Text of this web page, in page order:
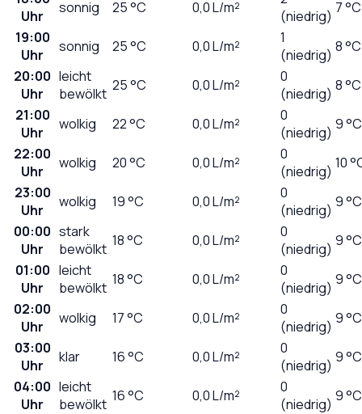
Uhr
sonnig 25°C 0,0L/m²
(niedrig) 7 °C
19:00
Uhr
sonnig 25°C 0,0L/m²
1
(niedrig) 8 °C
20:00
Uhr
leicht
bewölkt 25°C 0,0L/m²
0
(niedrig) 8 °C
21:00
Uhr
wolkig 22°C 0,0L/m²
0
(niedrig) 9 °C
22:00
Uhr
wolkig 20°C 0,0L/m²
0
(niedrig) 10
23:00
Uhr
wolkig 19°C 0,0L/m²
0
(niedrig) 9 °C
00:00
Uhr
stark
bewölkt 18°C 0,0L/m²
0
(niedrig) 9 °C
01:00
Uhr
leicht
bewölkt 18°C 0,0L/m²
0
(niedrig) 9 °C
02:00
Uhr
wolkig 17°C 0,0L/m²
0
(niedrig) 9 °C
03:00
Uhr
klar 16°C 0,0L/m²
0
(niedrig) 9 °C
04:00
Uhr
leicht
bewölkt 16°C 0,0L/m²
0
(niedrig) 9 °C